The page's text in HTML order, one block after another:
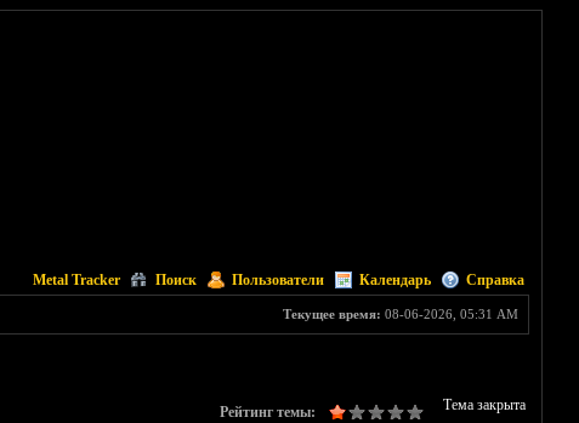
Metal Tracker Поиск Пользователи Календарь Справка
Текущее время: 08-06-2026, 05:31 AM
Тема закрыта
Рейтинг темы: